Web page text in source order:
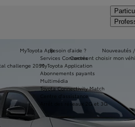
MyToyota App
Services Connectés
MyToyota Application
Abonnements payants
Multimédia
Toyota Connectivity Match
Centre d'assistance
Arrêt des réseaux 2G et 3G
Besoin d'aide ?
Comment choisir mon
challenge 2050
Nouveautés